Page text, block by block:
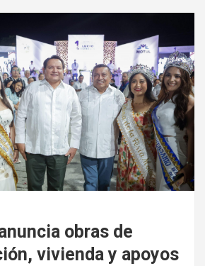
obras de
vivienda y apoyos